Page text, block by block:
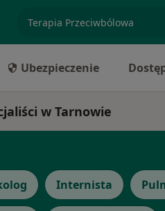
specjalizacja, badanie lub
Ubezpieczenie
w Tarnowie
Internista